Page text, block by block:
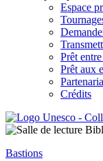
Espace
Prêt
Prêt aux
Crédits
Bastions